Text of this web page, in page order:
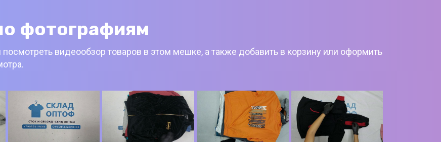
фотографиям
видеообзор товаров в этом мешке, а также добавить в корзину или оформить